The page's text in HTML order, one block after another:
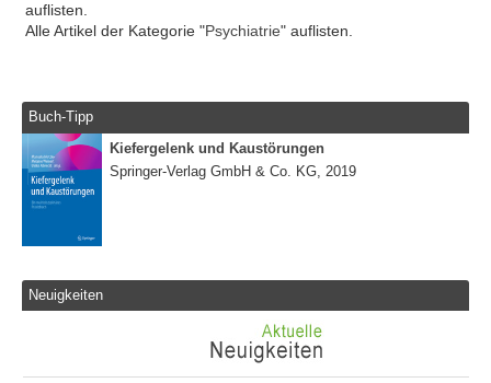
auflisten.
Alle Artikel der Kategorie "Psychiatrie" auflisten.
Buch-Tipp
Kiefergelenk und Kaustörungen
Springer-Verlag GmbH & Co. KG, 2019
Neuigkeiten